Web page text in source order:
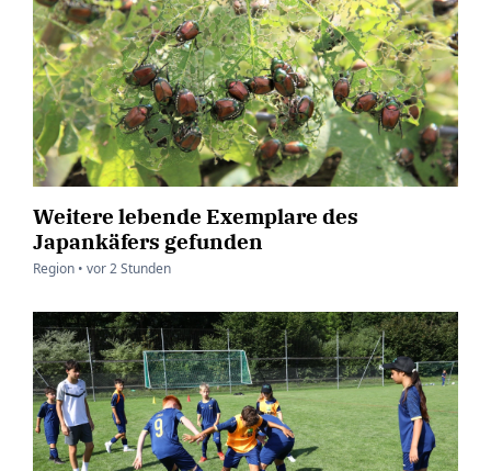
Weitere lebende Exemplare des
Japankäfers gefunden
Region • vor2 Stunden